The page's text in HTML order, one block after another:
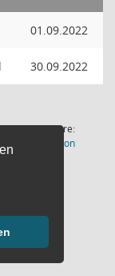
01.09.2022
30.09.2022
Software:
Session(Wird in